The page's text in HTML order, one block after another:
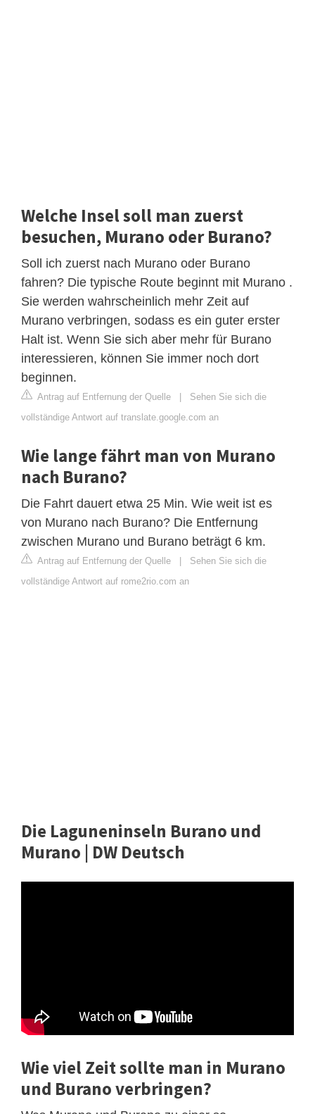
Welche Insel soll man zuerst
besuchen, Murano oder Burano?
Soll ich zuerst nach Murano oder Burano
fahren? Die typische Route beginnt mit Murano .
Sie werden wahrscheinlich mehr Zeit auf
Murano verbringen, sodass es ein guter erster
Halt ist. Wenn Sie sich aber mehr für Burano
interessieren, können Sie immer noch dort
beginnen.
Antrag auf Entfernung der Quelle
Sehen Sie sich die
vollständige Antwort auf translate.google.com an
Wie lange fährt man von Murano
nach Burano?
Die Fahrt dauert etwa 25 Min. Wie weit ist es
von Murano nach Burano? Die Entfernung
zwischen Murano und Burano beträgt 6 km.
Antrag auf Entfernung der Quelle
Sehen Sie sich die
vollständige Antwort auf rome2rio.com an
Die Laguneninseln Burano und
Murano | DW Deutsch
Wie viel Zeit sollte man in Murano
und Burano verbringen?